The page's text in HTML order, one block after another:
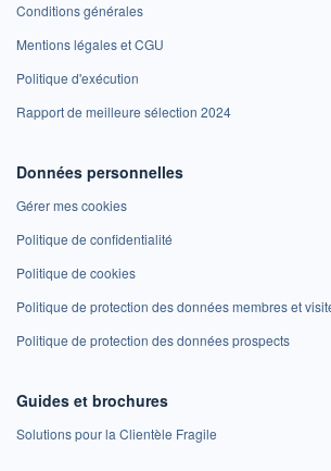
Conditions générales
Mentions légales et CGU
Politique d'exécution
Rapport de meilleure sélection 2024
Données personnelles
Gérer mes cookies
Politique de confidentialité
Politique de cookies
Politique de protection des données membres et
Politique de protection des données prospects
Guides et brochures
Solutions pour la Clientèle Fragile